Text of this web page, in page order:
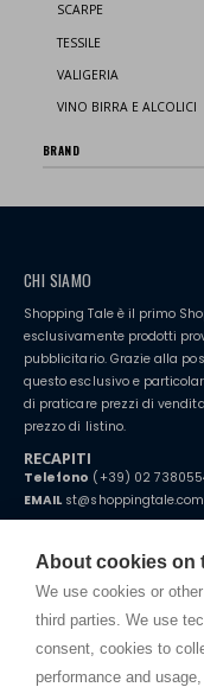
About cookies on
We use cookies or
third parties. We use
consent, cookies to
performance and
SCARPE
TESSILE
VALIGERIA
VINO BIRRA E ALCOLICI
BRAND
CHI SIAMO
Shopping Tale è il primo
esclusivamente prodotti
pubblicitario. Grazie alla
questo esclusivo e
di praticare prezzi di
prezzo di listino.
RECAPITI
Telefono (+39) 02
EMAILst@shoppingtale.com
Starting this year, we
home. You will always
distance.
TERMINI E CONDIZIONI
Spedizioni
Termini e condizioni